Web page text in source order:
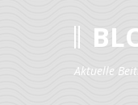
Aktuelle